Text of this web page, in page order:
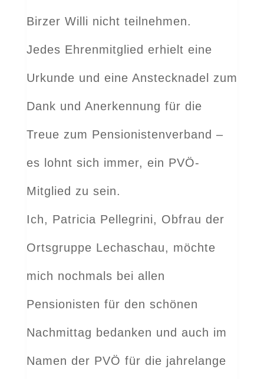
Birzer Willi nicht teilnehmen.
Jedes Ehrenmitglied erhielt eine
Urkunde und eine Anstecknadel zum
Dank und Anerkennung für die
Treue zum Pensionistenverband –
es lohnt sich immer, ein PVÖ-
Mitglied zu sein.
Ich, Patricia Pellegrini, Obfrau der
Ortsgruppe Lechaschau, möchte
mich nochmals bei allen
Pensionisten für den schönen
Nachmittag bedanken und auch im
Namen der PVÖ für die jahrelange